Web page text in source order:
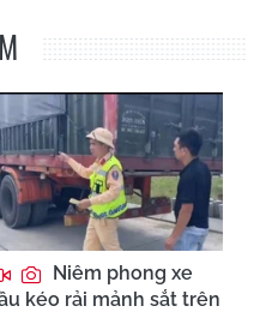
Niêm phong xe
kéo rải mảnh sắt trên